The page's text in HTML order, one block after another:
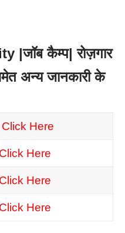
|जॉब कैम्प| रोज़गार
अन्य जानकारी के
Click Here
Click Here
Click Here
Click Here